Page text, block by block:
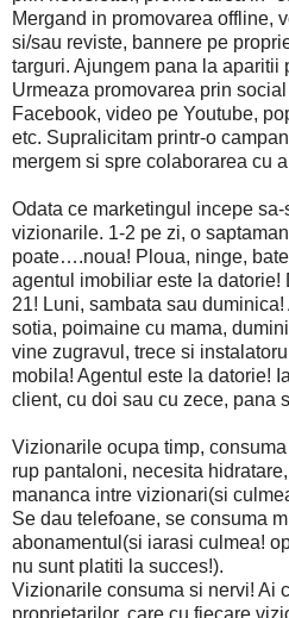
Mergand in promovarea offline,
si/sau reviste, bannere pe
targuri. Ajungem pana la aparitii
Urmeaza promovarea prin
Facebook, video pe Youtube,
etc. Supralicitam printr-o
mergem si spre colaborarea cu
Odata ce marketingul incepe
vizionarile. 1-2 pe zi, o
poate….noua! Ploua, ninge,
agentul imobiliar este la datorie!
21! Luni, sambata sau
sotia, poimaine cu mama,
vine zugravul, trece si
mobila! Agentul este la datorie!
client, cu doi sau cu zece, pana
Vizionarile ocupa timp,
rup pantaloni, necesita
mananca intre vizionari(si
Se dau telefoane, se consuma
abonamentul(si iarasi culmea!
nu sunt platiti la succes!).
Vizionarile consuma si nervi! Ai
proprietarilor, care cu fiecare